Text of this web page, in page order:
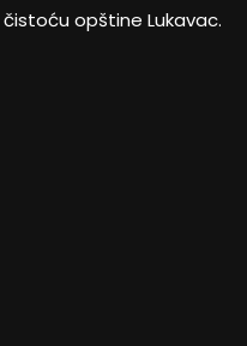
opštine Lukavac.